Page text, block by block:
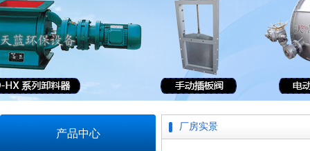
产品中心
厂房实景